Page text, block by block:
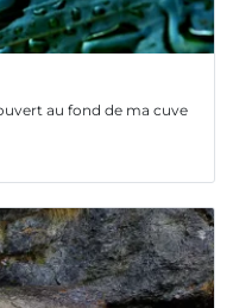
au fond de ma cuve